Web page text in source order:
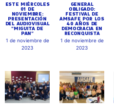
ESTE MIÉRCOLES
01 DE
NOVIEMBRE:
PRESENTACIÓN
DEL AUDIOVISUAL
"MIGUITA DE
PAN"
1 de noviembre de
2023
GENERAL
OBLIGADO:
FESTIVAL DE
AMSAFE POR LOS
40 AÑOS DE
DEMOCRACIA EN
RECONQUISTA
1 de noviembre de
2023